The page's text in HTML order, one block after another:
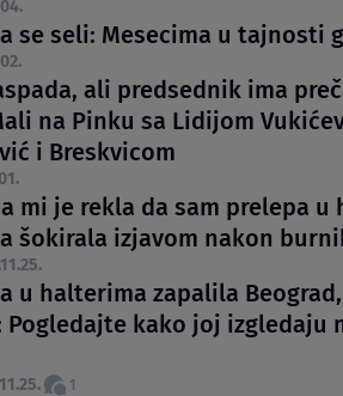
se seli: Mesecima u tajnosti
ali predsednik ima
na Pinku sa Lidijom
i Breskvicom
mi je rekla da sam prelepa u
šokirala izjavom nakon
u halterima zapalila
kako joj izgledaju
1